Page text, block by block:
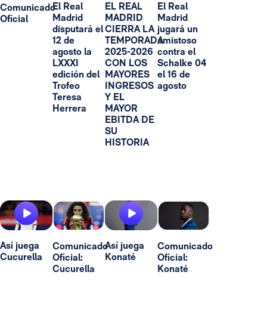
Comunicado
Oficial
El Real
Madrid
disputará el
12 de
agosto la
LXXXI
edición del
Trofeo
Teresa
Herrera
EL REAL
MADRID
CIERRA LA
TEMPORADA
2025-2026
CON LOS
MAYORES
INGRESOS
Y EL
MAYOR
EBITDA DE
SU
HISTORIA
El Real
Madrid
jugará un
amistoso
contra el
Schalke 04
el 16 de
agosto
Así juega
Cucurella
Comunicado
Oficial:
Cucurella
Así juega
Konaté
Comunicado
Oficial:
Konaté